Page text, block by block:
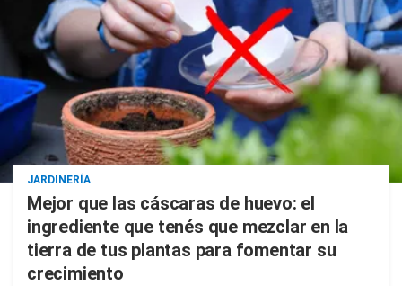
JARDINERÍA
Mejor que las cáscaras de huevo: el
ingrediente que tenés que mezclar en la
tierra de tus plantas para fomentar su
crecimiento